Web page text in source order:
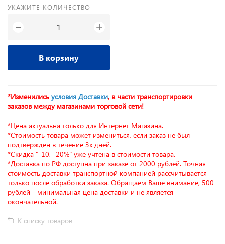
УКАЖИТЕ КОЛИЧЕСТВО
− +
В корзину
*Изменились условия Доставки, в части транспортировки
заказов между магазинами торговой сети!
*Цена актуальна только для Интернет Магазина.
*Стоимость товара может измениться, если заказ не был
подтверждён в течение 3х дней.
*Скидка "-10, -20%" уже учтена в стоимости товара.
*Доставка по РФ доступна при заказе от 2000 рублей. Точная
стоимость доставки транспортной компанией рассчитывается
только после обработки заказа. Обращаем Ваше внимание, 500
рублей - минимальная цена доставки и не является
окончательной.
К списку товаров